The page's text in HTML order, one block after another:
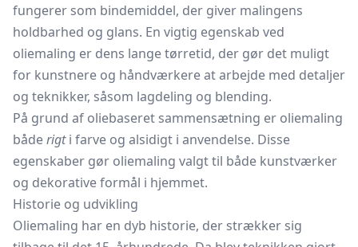
fungerer som bindemiddel, der giver malingens
holdbarhed og glans. En vigtig egenskab ved
oliemaling er dens lange tørretid, der gør det muligt
for kunstnere og håndværkere at arbejde med detaljer
og teknikker, såsom lagdeling og blending.
På grund af oliebaseret sammensætning er oliemaling
båderigti farve og alsidigt i anvendelse. Disse
egenskaber gør oliemaling valgt til både kunstværker
og dekorative formål i hjemmet.
Historie og udvikling
Oliemaling har en dyb historie, der strækker sig